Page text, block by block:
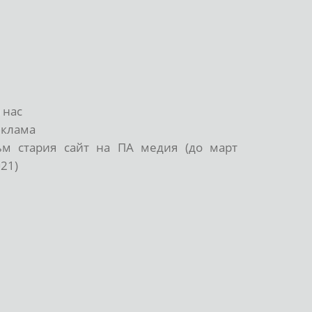
нас
стария сайт на ПА медия (до март